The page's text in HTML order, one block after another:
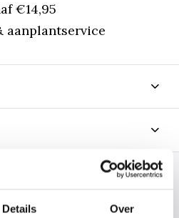
Details Over
€14,95
aanplantservice
of maat er niet
ons weten, dan